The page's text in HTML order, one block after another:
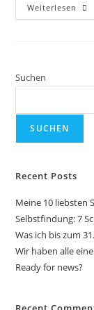
Weiterlesen
Suchen
SUCHEN
Recent Posts
Meine 10 liebsten
Selbstfindung: 7
Was ich bis zum
Wir haben alle
Ready for news?